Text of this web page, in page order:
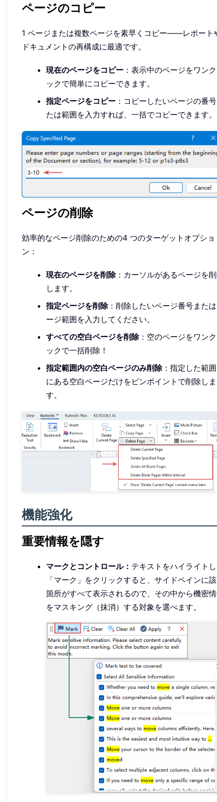
ページのコピー
1 ページまたは複数ページを素早くコピー——レポート
ドキュメントの再構成に最適です。
現在のページをコピー ：表示中のページをワン
ックで簡単にコピーできます。
指定ページをコピー ：コピーしたいページの番
たは範囲を入力すれば、一括でコピーできます。
ページの削除
効率的なページ削除のための4 つのターゲットオプショ
ン：
現在のページを削除：カーソルがあるページを
します。
指定ページを削除：削除したいページ番号また
ージ範囲を入力してください。
すべての空白ページを削除：空のページをワン
ックで一括削除！
指定範囲内の空白ページのみ削除：指定した範
にある空白ページだけをピンポイントで削除しま
す。
機能強化
重要情報を隠す
マークとコントロール： テキストをハイライト
「マーク」をクリックすると、サイドペインに
箇所がすべて表示されるので、その中から機密
をマスキング（抹消）する対象を選べます。